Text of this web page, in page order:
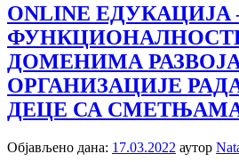
ONLINE
ДОМЕНИМА
ОРГАНИЗАЦИЈЕ
ДЕЦЕ СА СМЕТЊАМА
Објављено дана: 17.03.2022 аутор